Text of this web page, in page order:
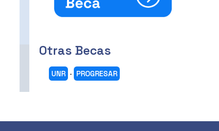
Otras Becas
UNR · PROGRESAR